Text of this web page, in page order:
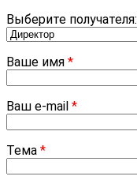
Выберите получателя:
Ваше имя *
Ваш e-mail *
Тема *